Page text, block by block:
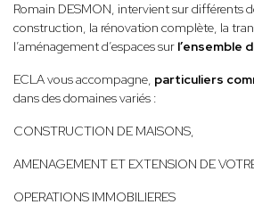
Romain DESMON, intervient sur différents
construction, la rénovation complète, la
l’aménagement d’espaces sur l’ensemble
ECLA vous accompagne, particuliers
dans des domaines variés :
CONSTRUCTION DE MAISONS,
AMENAGEMENT ET EXTENSION DE
OPERATIONS IMMOBILIERES